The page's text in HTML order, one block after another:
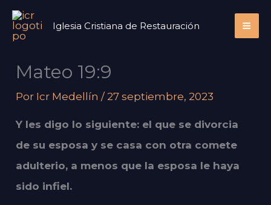
Iglesia Cristiana de Restauración
Mateo 19:9
Por Icr Medellín/ 27 septiembre, 2023
Y les digo lo siguiente: el que se divorcia
de su esposa y se casa con otra comete
adulterio, a menos que la esposa le haya
sido infiel.